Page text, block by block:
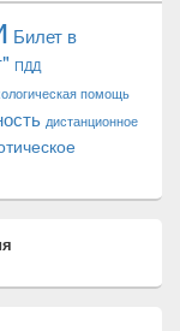
Билет в
ПДД
помощь
дистанционное